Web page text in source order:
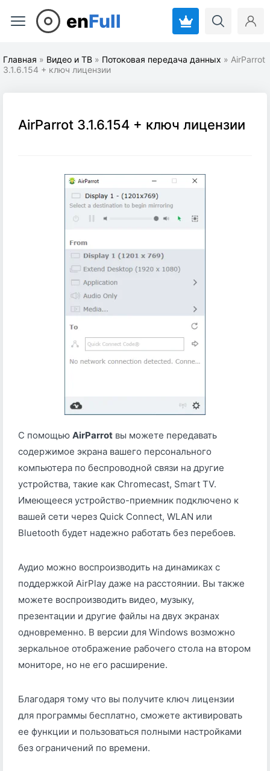
enFull
Главная » Видео и ТВ » Потоковая передача данных » AirParrot
3.1.6.154 + ключ лицензии
AirParrot 3.1.6.154 + ключ лицензии
С помощью AirParrot вы можете передавать
содержимое экрана вашего персонального
компьютера по беспроводной связи на другие
устройства, такие как Chromecast, Smart TV.
Имеющееся устройство-приемник подключено к
вашей сети через Quick Connect, WLAN или
Bluetooth будет надежно работать без перебоев.
Аудио можно воспроизводить на динамиках с
поддержкой AirPlay даже на расстоянии. Вы также
можете воспроизводить видео, музыку,
презентации и другие файлы на двух экранах
одновременно. В версии для Windows возможно
зеркальное отображение рабочего стола на втором
мониторе, но не его расширение.
Благодаря тому что вы получите ключ лицензии
для программы бесплатно, сможете активировать
ее функции и пользоваться полными настройками
без ограничений по времени.